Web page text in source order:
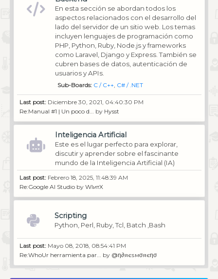
En esta sección se abordan todos los
aspectos relacionados con el desarrollo del
lado del servidor de un sitio web. Los temas
incluyen lenguajes de programación como
PHP, Python, Ruby, Node.js y frameworks
como Laravel, Django y Express. También se
cubren bases de datos, autenticación de
usuarios y APIs.
Sub-Boards C / C++ C# / .NET
Last post: Diciembre 30, 2021, 04:40:30 PM
Re:Manual #1 | Un poco d...
by Hysst
Inteligencia Artificial
Este es el lugar perfecto para explorar,
discutir y aprender sobre el fascinante
mundo de la Inteligencia Artificial (IA)
Last post: Febrero 18, 2025, 11:48:39 AM
Re:Google AI Studioby WIитX
Scripting
Python, Perl, Ruby, Tcl, Batch ,Bash
Last post: Mayo 08, 2018, 08:54:41 PM
Re:WhoUr herramienta par...
by @η∂яєѕмσяєησ